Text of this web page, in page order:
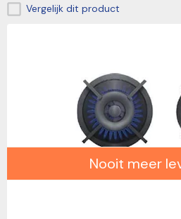
Vergelijk dit product
Nooit meer